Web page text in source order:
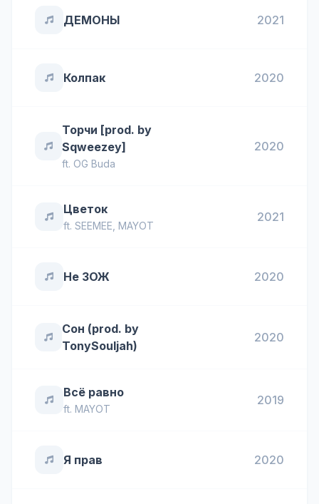
ДЕМОНЫ 2021
Колпак 2020
Торчи [prod. by
Sqweezey]
ft. OG Buda
2020
Цветок
ft. SEEMEE MAYOT
2021
Не ЗОЖ 2020
Сон (prod. by
TonySouljah)
2020
Всё равно
ft. MAYOT
2019
Я прав 2020